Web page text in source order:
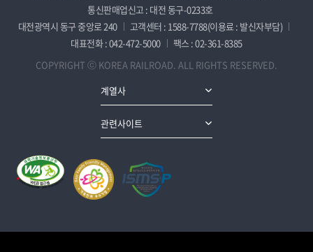
통신판매업신고 : 대전 동구-0233호
대전광역시 동구 중앙로 240
고객센터 : 1588-7788(이용료 : 발신자부담)
대표전화 : 042-472-5000
팩스 : 02-361-8385
COPYRIGHT ⓒ KOREA RAILROAD. ALL RIGHTS RESERVED.
계열사
관련사이트